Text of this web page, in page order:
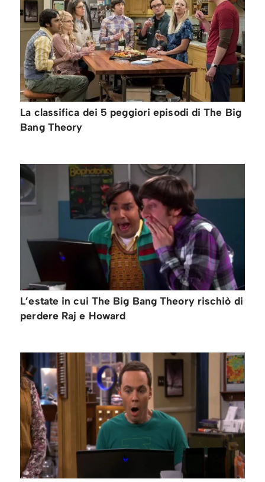
La classifica dei 5 peggiori episodi di The Big
Bang Theory
L’estate in cui The Big Bang Theory rischiò di
perdere Raj e Howard